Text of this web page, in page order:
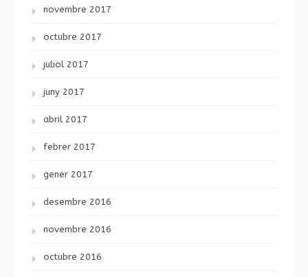
novembre 2017
octubre 2017
juliol 2017
juny 2017
abril 2017
febrer 2017
gener 2017
desembre 2016
novembre 2016
octubre 2016